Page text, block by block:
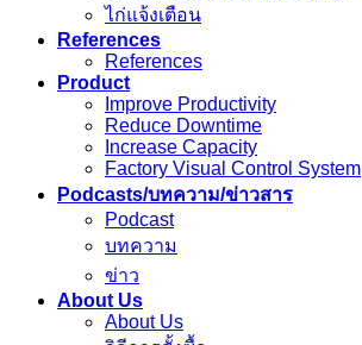
ไก่แจ้งเตือน
References
References
Product
Improve Productivity
Reduce Downtime
Increase Capacity
Factory Visual Control System
Podcasts/บทความ/ข่าวสาร
Podcast
บทความ
ข่าว
About Us
About Us